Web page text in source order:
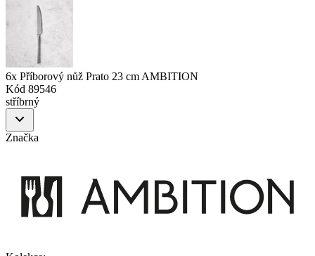
6x Příborový nůž Prato 23 cm AMBITION
Kód 89546
stříbrný
Značka